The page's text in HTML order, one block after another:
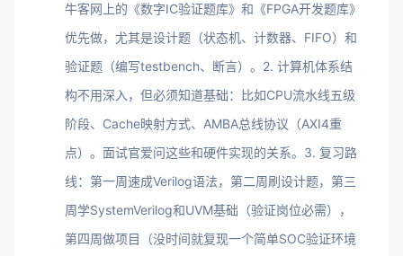
牛客网上的《数字IC验证题库》和《FPGA开发题库》
优先做，尤其是设计题（状态机、计数器、FIFO）和
验证题（编写testbench、断言）。2. 计算机体系结
构不用深入，但必须知道基础：比如CPU流水线五级
阶段、Cache映射方式、AMBA总线协议（AXI4重
点）。面试官爱问这些和硬件实现的关系。3. 复习路
线：第一周速成Verilog语法，第二周刷设计题，第三
周学SystemVerilog和UVM基础（验证岗位必需），
第四周做项目（没时间就复现一个简单SOC验证环境